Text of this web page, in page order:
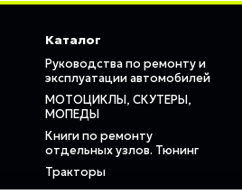
Каталог
Руководства по ремонту и
эксплуатации автомобилей
МОТОЦИКЛЫ, СКУТЕРЫ,
МОПЕДЫ
Книги по ремонту
отдельных узлов. Тюнинг
Тракторы